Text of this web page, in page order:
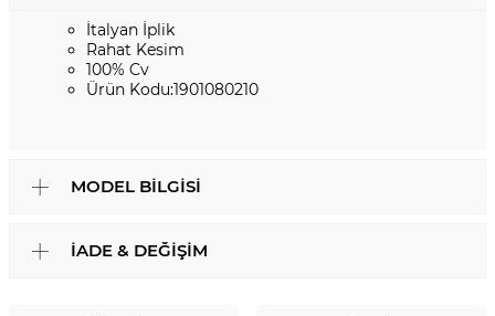
İtalyan İplik
Rahat Kesim
100% Cv
Ürün Kodu:1901080210
MODEL BILGISI
İADE & DEĞIŞIM